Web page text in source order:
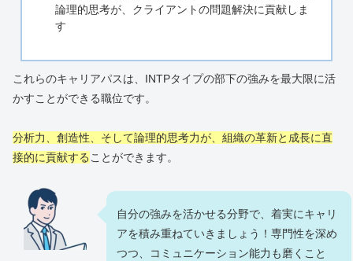
論理的思考が、クライアントの問題解決に貢献しま
す
これらのキャリアパスは、INTPタイプの部下の強みを最大限に活
かすことができる職位です。
分析力、創造性、そして論理的思考力が、組織の革新と成長に直
接的に貢献する ことができます。
自分の強みを活かせる分野で、着実にキャリ
アを積み重ねていきましょう！専門性を深め
つつ、コミュニケーション能力も磨くこと